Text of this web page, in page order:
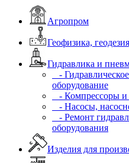
Агропром
Геофизика,
Гидравлика и
-
оборудование
- Компрессоры и
- Насосы,
- Ремонт
оборудования
Изделия для